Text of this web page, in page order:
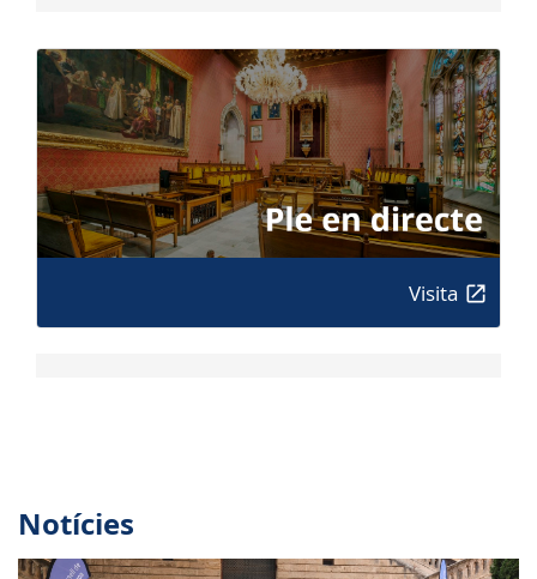
Visita
Notícies